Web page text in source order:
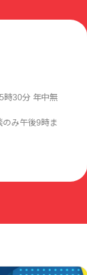
時30分 年中無
み午後9時ま